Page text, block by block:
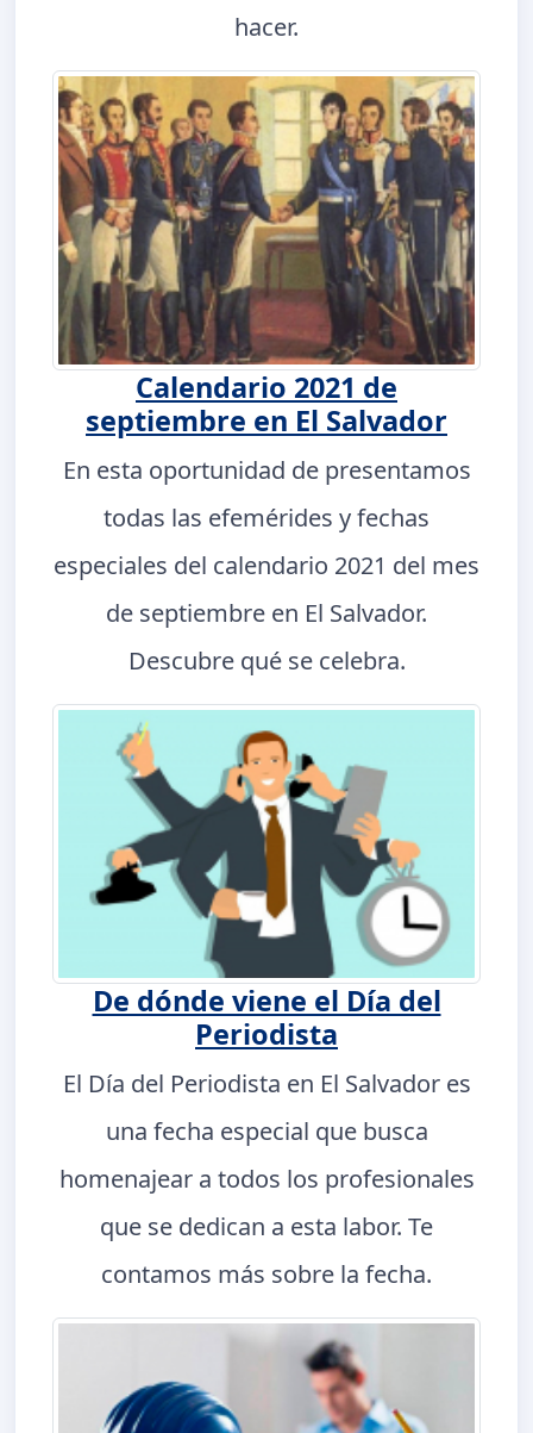
hacer.
Calendario 2021 de
septiembre en El Salvador
En esta oportunidad de presentamos
todas las efemérides y fechas
especiales del calendario 2021 del mes
de septiembre en El Salvador.
Descubre qué se celebra.
De dónde viene el Día del
Periodista
El Día del Periodista en El Salvador es
una fecha especial que busca
homenajear a todos los profesionales
que se dedican a esta labor. Te
contamos más sobre la fecha.